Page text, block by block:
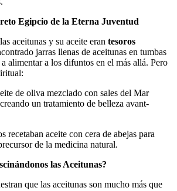
Egipcio de la Eterna Juventud
aceitunas y su aceite eran tesoros
jarras llenas de aceitunas en tumbas
alimentar a los difuntos en el más allá. Pero
de oliva mezclado con sales del Mar
un tratamiento de belleza avant-
recetaban aceite con cera de abejas para
de la medicina natural.
las Aceitunas?
que las aceitunas son mucho más que